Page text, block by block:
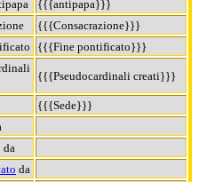
{{{antipapa}}}
{{{Consacrazione}}}
{{{Fine pontificato}}}
{{{Pseudocardinali creati}}}
{{{Sede}}}
da
da